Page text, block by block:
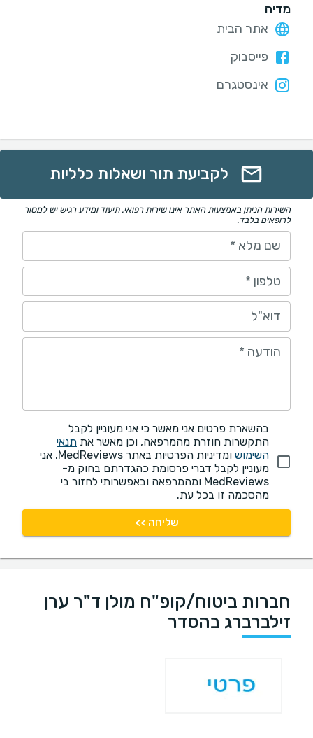
מדיה
אתר הבית
פייסבוק
אינסטגרם
לקביעת תור ושאלות כלליות
השירות הניתן באמצעות האתר אינו שירות רפואי. תיעוד ומידע רגיש יש למסור
לרופאים בלבד.
שם מלא *
טלפון *
דוא"ל
הודעה *
בהשארת פרטים אני מאשר כי אני מעוניין לקבל
התקשרות חוזרת מהמרפאה, וכן מאשר את תנאי
השימוש
ומדיניות הפרטיות באתר MedReviews. אני
מעוניין לקבל דברי פרסומת כהגדרתם בחוק מ-
MedReviews ומהמרפאה ובאפשרותי לחזור בי
מהסכמה זו בכל עת.
שליחה >>
חברות ביטוח/קופ"ח מולן ד"ר ערן
זילברברג בהסדר